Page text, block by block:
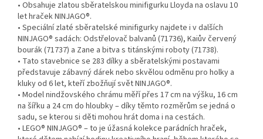
• Obsahuje zlatou sběratelskou minifigurku Lloyda na oslavu 10
let hraček NINJAGO®.
• Speciální zlaté sběratelské minifigurky najdete i v dalších
NINJAGO® sadách: Odstřelovač balvanů (71736), Kaiův červený
bourák (71737) a Zane a bitva s titánskými roboty (71738).
• Tato stavebnice se 283 dílky a sběratelskými postavami
představuje zábavný dárek nebo skvělou odměnu pro holky a
kluky od 6 let, kteří zbožňují svět NINJAGO®.
• Model nindžovského chrámu měří přes 17 cm na výšku, 16 cm
na šířku a 24 cm do hloubky – díky těmto rozměrům se jedná o
sadu, se kterou si děti mohou hrát doma i na cestách.
• LEGO® NINJAGO® – to je úžasná kolekce parádních hraček,